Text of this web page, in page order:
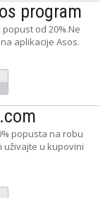
program
od 20%.Ne
aplikacije Asos.
popusta na robu
uživajte u kupovini